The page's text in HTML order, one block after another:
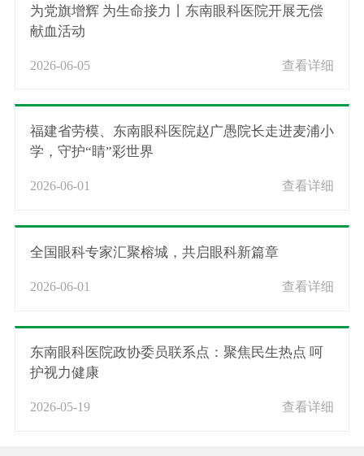
为党旗增辉 为生命接力丨东南眼科医院开展无偿
献血活动
2026-06-05 查看详细
福建省劳模、东南眼科医院赵广愚院长走进麦浦小
学，守护“睛”彩世界
2026-06-01 查看详细
全国眼科专家汇聚榕城，共启眼科新篇章
2026-06-01 查看详细
东南眼科医院政协委员联系点：聚焦民生热点 呵
护视力健康
2026-05-19 查看详细